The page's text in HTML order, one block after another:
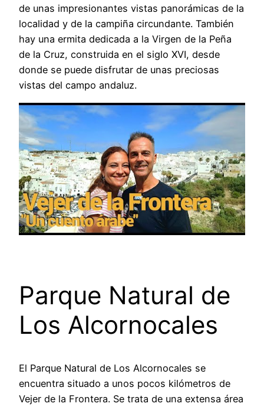
de unas impresionantes vistas panorámicas de la
localidad y de la campiña circundante. También
hay una ermita dedicada a la Virgen de la Peña
de la Cruz, construida en el siglo XVI, desde
donde se puede disfrutar de unas preciosas
vistas del campo andaluz.
Parque Natural de
Los Alcornocales
El Parque Natural de Los Alcornocales se
encuentra situado a unos pocos kilómetros de
Vejer de la Frontera. Se trata de una extensa área